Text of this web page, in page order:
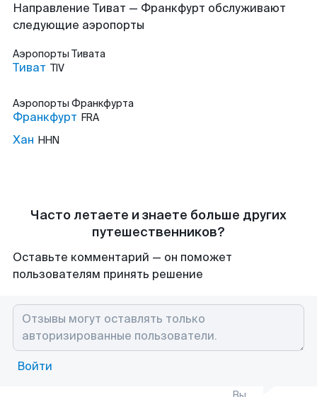
Направление Тиват — Франкфурт обслуживают
следующие аэропорты
Аэропорты Тивата
Тиват TIV
Аэропорты Франкфурта
Франкфурт FRA
Хан HHN
Часто летаете и знаете больше других
путешественников?
Оставьте комментарий — он поможет
пользователям принять решение
Войти